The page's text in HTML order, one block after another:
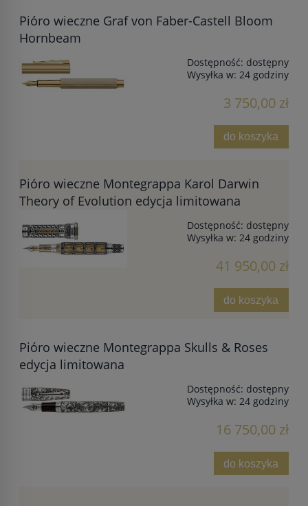
Pióro wieczne Graf von Faber-Castell Bloom
Hornbeam
Dostępność: dostępny
Wysyłka w: 24 godziny
3 750,00 zł
do koszyka
Pióro wieczne Montegrappa Karol Darwin
Theory of Evolution edycja limitowana
Dostępność: dostępny
Wysyłka w: 24 godziny
41 950,00 zł
do koszyka
Pióro wieczne Montegrappa Skulls & Roses
edycja limitowana
Dostępność: dostępny
Wysyłka w: 24 godziny
16 750,00 zł
do koszyka